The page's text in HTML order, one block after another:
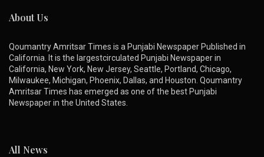
About Us
Qoumantry Amritsar Times is a Punjabi Newspaper Published in
California. It is the largestcirculated Punjabi Newspaper in
California, New York, New Jersey, Seattle, Portland, Chicago,
Milwaukee, Michigan, Phoenix, Dallas, and Houston. Qoumantry
Amritsar Times has emerged as one of the best Punjabi
Newspaper in the United States.
All News